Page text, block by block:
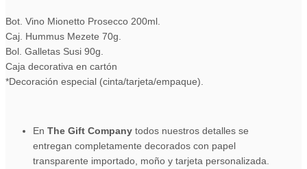
Bot. Vino Mionetto Prosecco 200ml.
Caj. Hummus Mezete 70g.
Bol. Galletas Susi 90g.
Caja decorativa en cartón
*Decoración especial (cinta/tarjeta/empaque).
En The Gift Company todos nuestros detalles se
entregan completamente decorados con papel
transparente importado, moño y tarjeta personalizada.